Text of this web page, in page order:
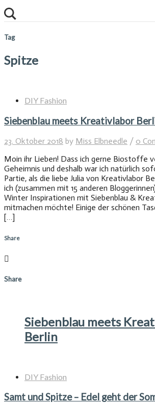
Tag
Spitze
DIY Fashion
Siebenblau meets Kreativlabor
23. Oktober 2018 by Miss Elbneedle / 0
Moin ihr Lieben! Dass ich gerne Biostoffe
Geheimnis und deshalb war ich natürlich
Partie, als die liebe Julia von Kreativlabor
ich (zusammen mit 15 anderen
Winter Inspirationen mit Siebenblau &
mitmachen möchte! Einige der schönen
[…]
Share
Share
Siebenblau meets
Berlin
DIY Fashion
Samt und Spitze – Edel geht der